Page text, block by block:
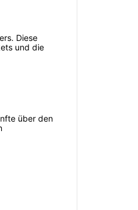
Diese
und die
über den